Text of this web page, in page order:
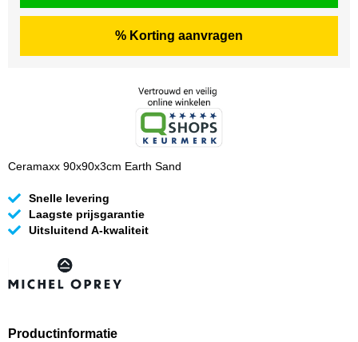
% Korting aanvragen
Ceramaxx 90x90x3cm Earth Sand
Snelle levering
Laagste prijsgarantie
Uitsluitend A-kwaliteit
Productinformatie